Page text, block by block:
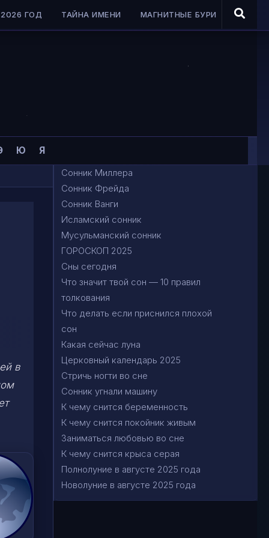
ГОД ТАЙНА ИМЕНИ МАГНИТНЫЕ БУРИ
Ю Я
в
Сонник Миллера
Сонник Фрейда
Сонник Ванги
Исламский сонник
Мусульманский сонник
ГОРОСКОП 2025
Сны сегодня
Что значит твой сон — 10 правил
толкования
Что делать если приснился плохой
сон
Какая сейчас луна
Церковный календарь 2025
Стричь ногти во сне
Сонник угнали машину
К чему снится беременность
К чему снится покойник живым
Заниматься любовью во сне
К чему снится крыса серая
Полнолуние в августе 2025 года
Новолуние в августе 2025 года